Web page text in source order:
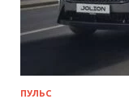
ПУЛЬС